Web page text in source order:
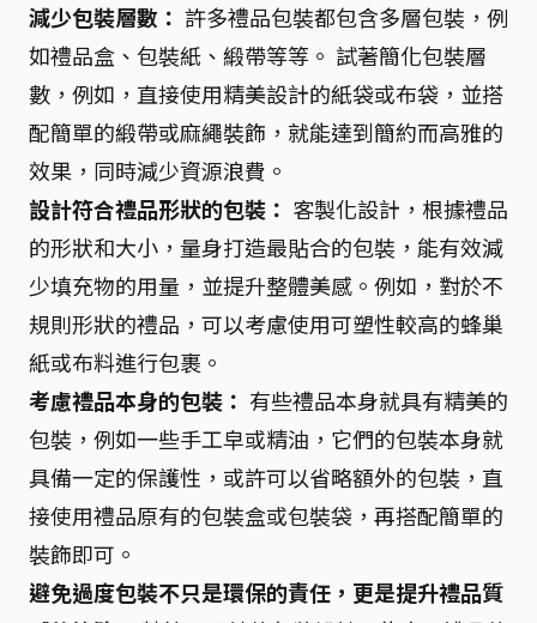
減少包裝層數： 許多禮品包裝都包含多層包裝，例
如禮品盒、包裝紙、緞帶等等。 試著簡化包裝層
數，例如，直接使用精美設計的紙袋或布袋，並搭
配簡單的緞帶或麻繩裝飾，就能達到簡約而高雅的
效果，同時減少資源浪費。
設計符合禮品形狀的包裝： 客製化設計，根據禮品
的形狀和大小，量身打造最貼合的包裝，能有效減
少填充物的用量，並提升整體美感。例如，對於不
規則形狀的禮品，可以考慮使用可塑性較高的蜂巢
紙或布料進行包裹。
考慮禮品本身的包裝： 有些禮品本身就具有精美的
包裝，例如一些手工皁或精油，它們的包裝本身就
具備一定的保護性，或許可以省略額外的包裝，直
接使用禮品原有的包裝盒或包裝袋，再搭配簡單的
裝飾即可。
避免過度包裝不只是環保的責任，更是提升禮品質